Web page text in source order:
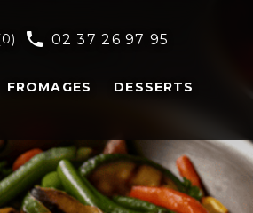
phone 02 37 26 97 95
FROMAGES DESSERTS